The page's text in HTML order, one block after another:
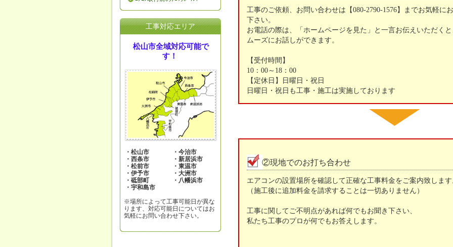
工事のご依頼、お問い合わせは【080-2790-1576】までお気軽に
下さい。
お電話の際は、「ホームページを見た」と一言お伝えいただく
ムーズにお話しができます。
【受付時間】
10：00～18：00
【定休日】日曜日・祝日
日曜日・祝日も工事・施工は実施しております
②現地でのお打ち合わせ
エアコンの設置場所を確認して正確な工事料金をご案内致しま
（施工後に追加料金を請求することは一切ありません）
工事に関してご不明点があれば何でもお聞き下さい、
私たち工事のプロが何でもお答えします。
工事対応エリア
松山市全域対応可能で
す！
・松山市
・西条市
・松前市
・伊予市
・砥部町
・宇和島市
・今治市
・新居浜市
・東温市
・大洲市
・八幡浜市
※場所によって工事可能日が異な
ります、対応可能日についてはお
気軽にお問い合わせ下さい。